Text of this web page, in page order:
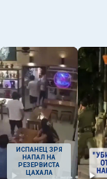
ИСПАНЕЦ ЗРЯ
НАПАЛ НА
РЕЗЕРВИСТА
ЦАХАЛА